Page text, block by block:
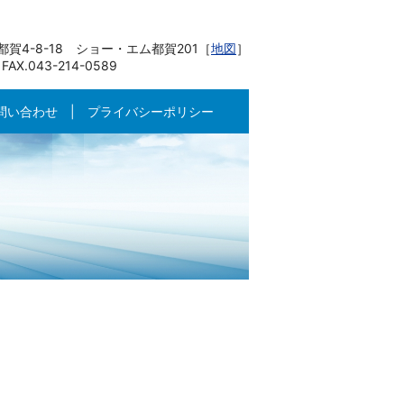
賀4-8-18 ショー・エム都賀201［地図］
214-0589
い合わせ プライバシーポリシー